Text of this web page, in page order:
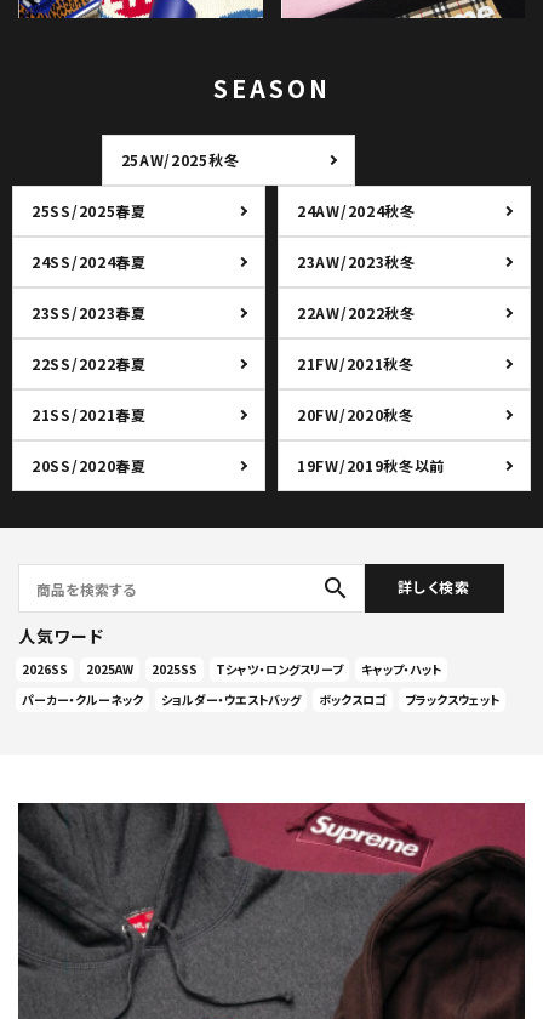
SEASON
25AW/2025秋冬
25SS/2025春夏 24AW/2024秋冬
24SS/2024春夏 23AW/2023秋冬
23SS/2023春夏 22AW/2022秋冬
22SS/2022春夏 21FW/2021秋冬
21SS/2021春夏 20FW/2020秋冬
20SS/2020春夏 19FW/2019秋冬以前
search 詳しく検索
人気ワード
2026SS 2025AW 2025SS Tシャツ・ロングスリーブ
キャップ・ハット
パーカー・クルーネック
ショルダー・ウエストバッグ ボックスロゴ ブラックスウェット